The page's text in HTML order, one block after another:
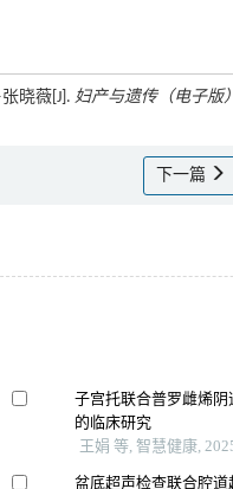
晓薇[J]. 妇产与遗传（电子版）
下一篇